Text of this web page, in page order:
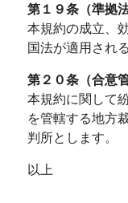
第１９条（準拠法
本規約の成立、
国法が適用され
第２０条（合意管
本規約に関して
を管轄する地方
判所とします。
以上